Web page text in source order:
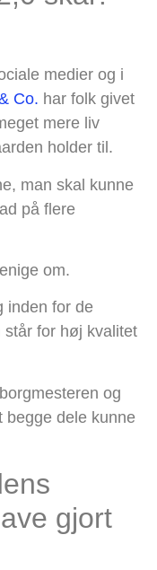
medier og i
Co. har folk givet
mere liv
holder til.
man skal kunne
på flere
om.
inden for de
står for høj kvalitet
og
begge dele kunne
gjort